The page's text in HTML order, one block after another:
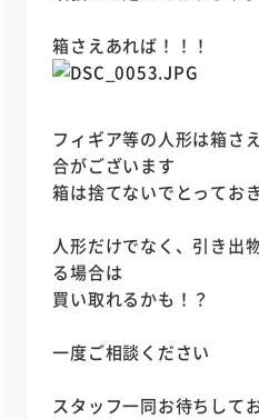
箱さえあれば！！！
フィギア等の人形は箱
合がございます
箱は捨てないでとってお
人形だけでなく、引き出
る場合は
買い取れるかも！？
一度ご相談ください
スタッフ一同お待ちして